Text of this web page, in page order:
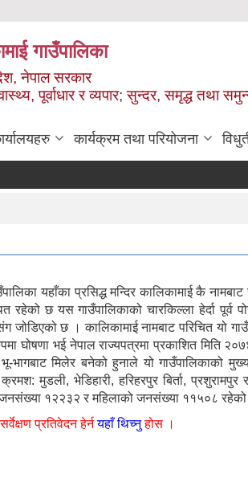
गाउँपालिका
नेपाल सरकार
पूर्वाधार र व्यपार; सुन्दर, समृद्ध तथा
कार्यक्रम तथा परियोजना
प्रसिद्ध मन्दिर कालिकामाई कै नामबाट
छ यस गाउँपालिकाको चारकिल्ला हेर्दा पूर्व
जोडिएको छ । कालिकामाई नामबाट परिचित यो
घोषणा भई नेपाल राज्यपत्रमा प्रकाशित
भागबाट मिलेर बनेको हुनाले यो गाउँपालिकाको
मुडली, भेडिहारी, हरिहरपुर बिर्ता,
१२२३२ र महिलाको जनसंख्या ११५०८
प्रतिवेदन हेर्न यहाँ थिच्नु होस ।